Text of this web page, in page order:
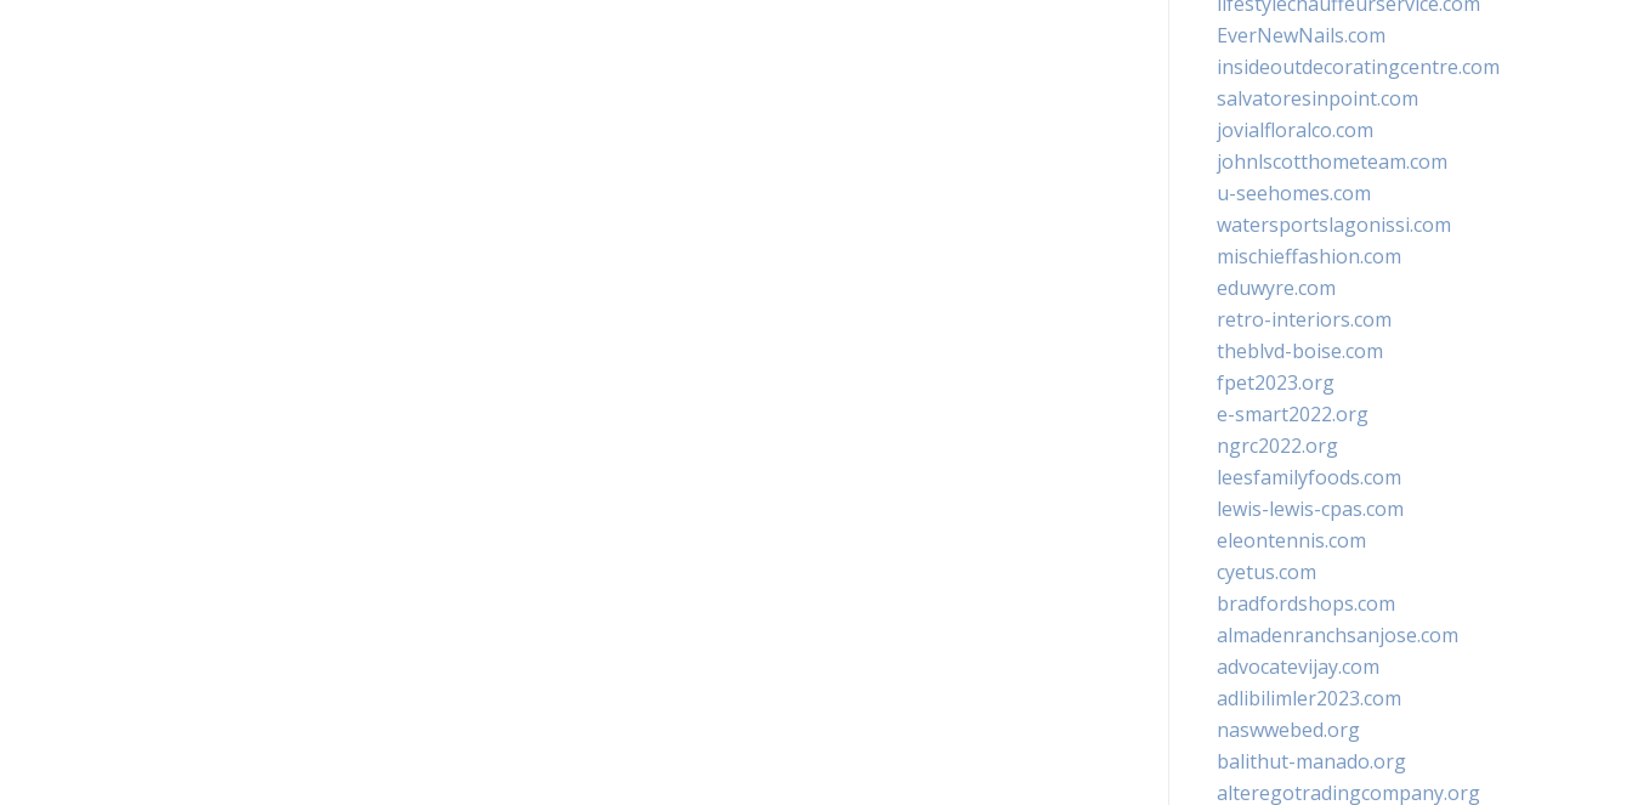
EverNewNails.com
insideoutdecoratingcentre.com
salvatoresinpoint.com
jovialfloralco.com
johnlscotthometeam.com
u-seehomes.com
watersportslagonissi.com
mischieffashion.com
eduwyre.com
retro-interiors.com
theblvd-boise.com
fpet2023.org
e-smart2022.org
ngrc2022.org
leesfamilyfoods.com
lewis-lewis-cpas.com
eleontennis.com
cyetus.com
bradfordshops.com
almadenranchsanjose.com
advocatevijay.com
adlibilimler2023.com
naswwebed.org
balithut-manado.org
alteregotradingcompany.org